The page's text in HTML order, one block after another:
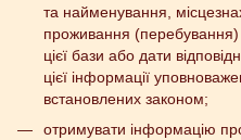
та найменування,
проживання (перебування)
цієї бази або дати
цієї інформації
встановлених законом;
отримувати інформацію